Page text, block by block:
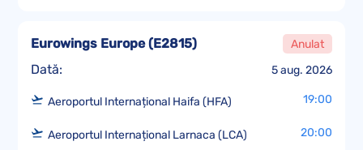
Dată: 5 aug. 2026
Eurowings Europe(E2815) Anulat
Aeroportul Internațional Haifa (HFA) 19:00
Aeroportul Internațional Larnaca (LCA) 20:00